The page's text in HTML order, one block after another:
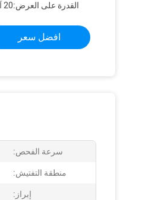
القدرة على العرض:20 آلة / شهر
افضل سعر
سرعة الفحص:
منطقة التفتيش:
إبراز: